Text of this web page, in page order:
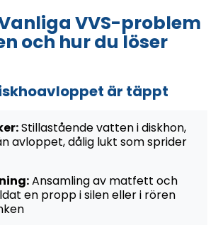
VVS-problem
och hur du löser
är täppt
Stillastående vatten i diskhon,
avloppet, dålig lukt som sprider
Ansamling av matfett och
en propp i silen eller i rören